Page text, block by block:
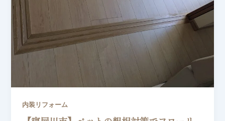
内装リフォーム